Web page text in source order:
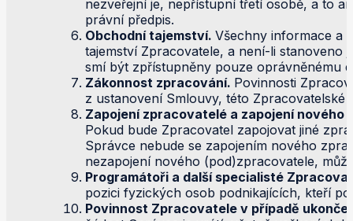
nezveřejní je, nepřístupní třetí osobě, a to
právní předpis.
Obchodní tajemství. Všechny informace a
tajemství Zpracovatele, a není-li stanoveno
smí být zpřístupněny pouze oprávněnému
Zákonnost zpracování. Povinnosti
z ustanovení Smlouvy, této
Zapojení zpracovatelé a zapojení nového
Pokud bude Zpracovatel zapojovat jiné
Správce nebude se zapojením nového
nezapojení nového (pod)zpracovatele,
Programátoři a další specialisté
pozici fyzických osob podnikajících, kteří
Povinnost Zpracovatele v případě